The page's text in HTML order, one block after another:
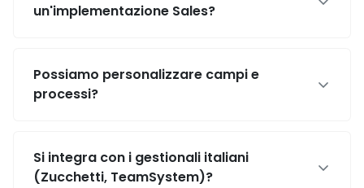
un'implementazione Sales?
Possiamo personalizzare campi e
processi?
Si integra con i gestionali italiani
(Zucchetti, TeamSystem)?